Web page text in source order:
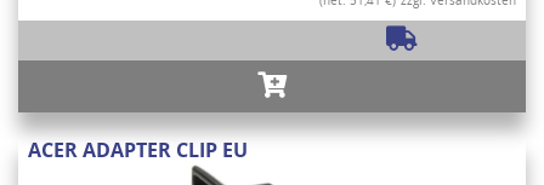
ACER ADAPTER CLIP EU